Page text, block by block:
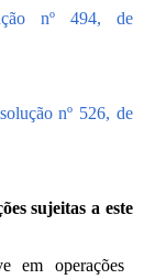
nº 494, de
nº 526, de
sujeitas a este
em operações